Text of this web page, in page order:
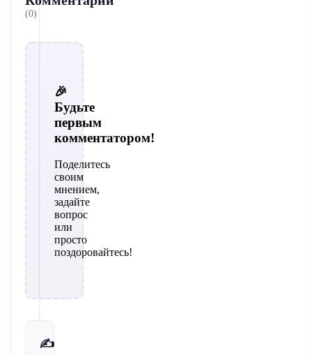
(0)
🎉
Будьте
первым
комментатором!
Поделитесь
своим
мнением,
задайте
вопрос
или
просто
поздоровайтесь!
✍️